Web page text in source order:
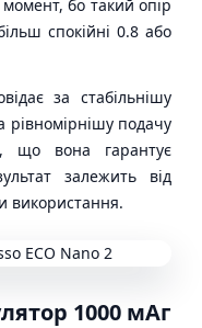
бо такий опір
спокійні 0.8 або
за стабільнішу
рівномірнішу подачу
що вона гарантує
залежить від
використання.
1000 мАг